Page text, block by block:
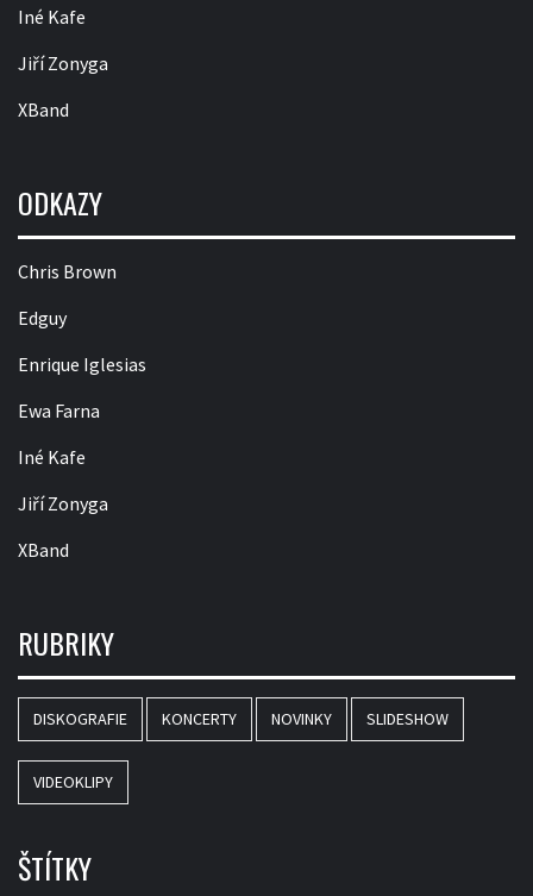
Iné Kafe
Jiří Zonyga
XBand
ODKAZY
Chris Brown
Edguy
Enrique Iglesias
Ewa Farna
Iné Kafe
Jiří Zonyga
XBand
RUBRIKY
DISKOGRAFIE KONCERTY NOVINKY SLIDESHOW
VIDEOKLIPY
ŠTÍTKY